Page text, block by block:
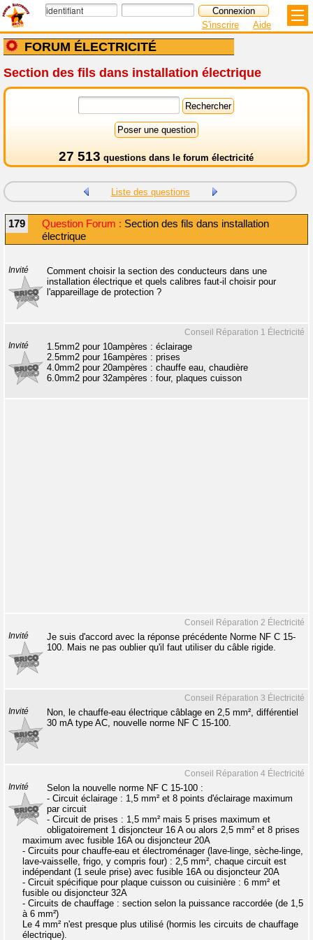
FORUM ÉLECTRICITÉ
S'inscrire Aide
Section des fils dans installation électrique
27 513 questions dans le forum électricité
Liste des questions
179 Question Forum : Section des fils dans installation
électrique
Invité
Comment choisir la section des conducteurs dans une
installation électrique et quels calibres faut-il choisir pour
l'appareillage de protection ?
Conseil Réparation 1 Électricité
Invité
1.5mm2 pour 10ampères : éclairage
2.5mm2 pour 16ampères : prises
4.0mm2 pour 20ampères : chauffe eau, chaudière
6.0mm2 pour 32ampères : four, plaques cuisson
Conseil Réparation 2 Électricité
Invité
Je suis d'accord avec la réponse précédente Norme NF C 15-
100. Mais ne pas oublier qu'il faut utiliser du câble rigide.
Conseil Réparation 3 Électricité
Invité
Non, le chauffe-eau électrique câblage en 2,5 mm², différentiel
30 mA type AC, nouvelle norme NF C 15-100.
Conseil Réparation 4 Électricité
Invité
Selon la nouvelle norme NF C 15-100 :
- Circuit éclairage : 1,5 mm² et 8 points d'éclairage maximum
par circuit
- Circuit de prises : 1,5 mm² mais 5 prises maximum et
obligatoirement 1 disjoncteur 16 A ou alors 2,5 mm² et 8 prises
maximum avec fusible 16A ou disjoncteur 20A
- Circuits pour chauffe-eau et électroménager (lave-linge, sèche-linge,
lave-vaisselle, frigo, y compris four) : 2,5 mm², chaque circuit est
indépendant (1 seule prise) avec fusible 16A ou disjoncteur 20A
- Circuit spécifique pour plaque cuisson ou cuisinière : 6 mm² et
fusible ou disjoncteur 32A
- Circuits de chauffage : section selon la puissance raccordée (de 1,5
à 6 mm²)
Le 4 mm² n'est presque plus utilisé (hormis les circuits de chauffage
électrique).